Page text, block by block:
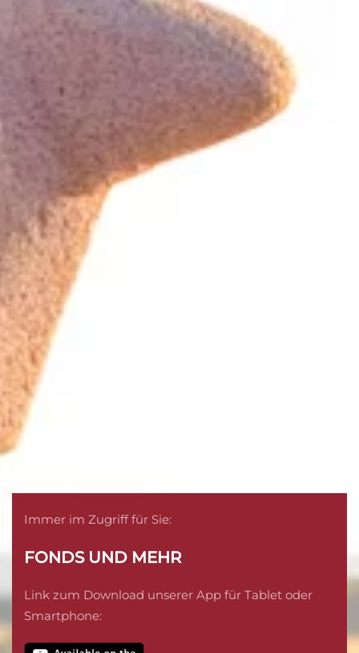
Immer im Zugriff für Sie:
FONDS UND MEHR
Link zum Download unserer App für Tablet oder
Smartphone: